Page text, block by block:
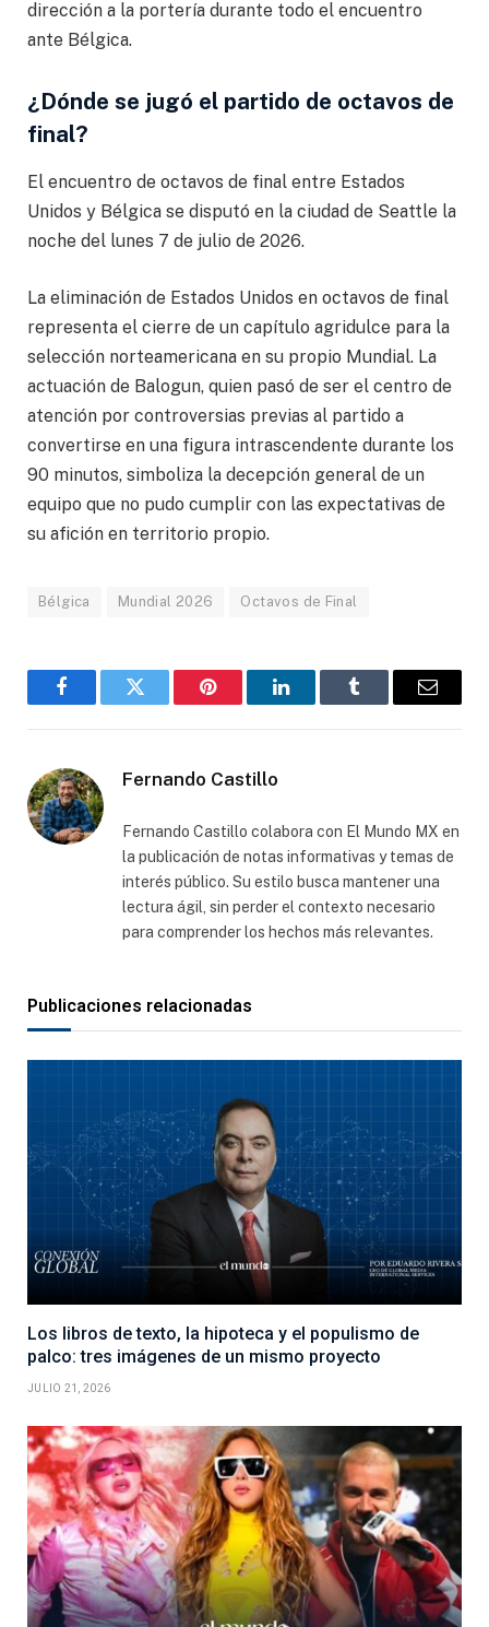
dirección a la portería durante todo el encuentro
ante Bélgica.
¿Dónde se jugó el partido de octavos de
final?
El encuentro de octavos de final entre Estados
Unidos y Bélgica se disputó en la ciudad de Seattle la
noche del lunes 7 de julio de 2026.
La eliminación de Estados Unidos en octavos de final
representa el cierre de un capítulo agridulce para la
selección norteamericana en su propio Mundial. La
actuación de Balogun, quien pasó de ser el centro de
atención por controversias previas al partido a
convertirse en una figura intrascendente durante los
90 minutos, simboliza la decepción general de un
equipo que no pudo cumplir con las expectativas de
su afición en territorio propio.
Bélgica Mundial 2026 Octavos de Final
FacebookGorjeo Pinterest LinkedInTumblr
Correo
Fernando Castillo
Fernando Castillo colabora con El Mundo MX en
la publicación de notas informativas y temas de
interés público. Su estilo busca mantener una
lectura ágil, sin perder el contexto necesario
para comprender los hechos más relevantes.
Publicaciones relacionadas
Los libros de texto, la hipoteca y el populismo de
palco: tres imágenes de un mismo proyecto
JULIO 21, 2026